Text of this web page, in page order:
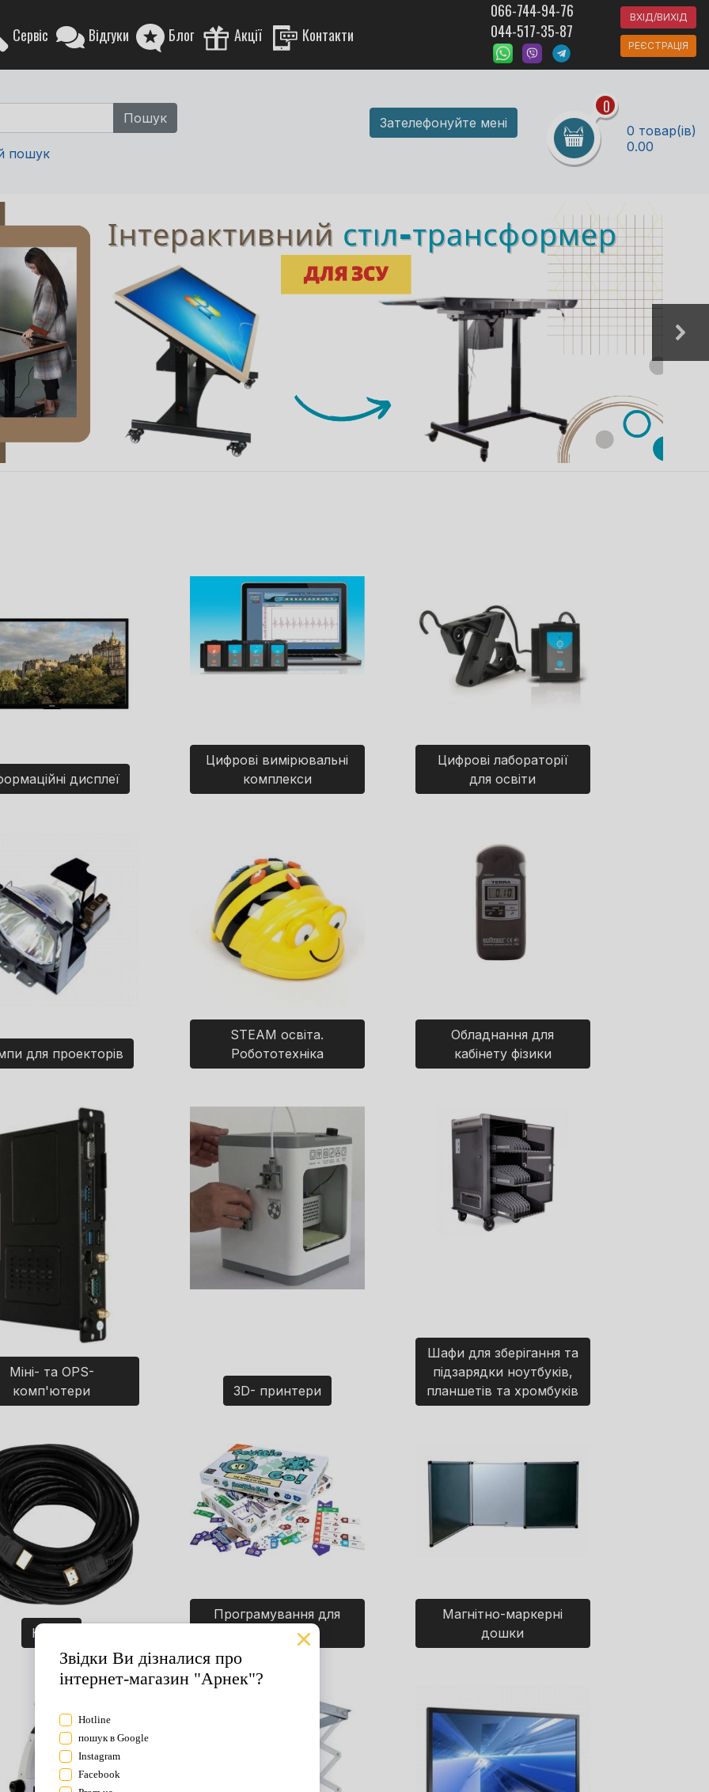
Сервіс Відгуки Блог Акції Контакти
066-744-94-76
044-517-35-87
ВХІД/ВИХІД
РЕЄСТРАЦІЯ
пошук
Зателефонуйте мені
0
0 товар(ів)
0.00
дисплеї
Цифрові вимірювальні
комплекси
Цифрові лабораторії
для освіти
для проекторів
STEAM освіта.
Робототехніка
Обладнання для
кабінету фізики
Міні- та OPS-
комп'ютери
3D- принтери
Шафи для зберігання та
підзарядки ноутбуків,
планшетів та хромбуків
Кабелі
Програмування для
дітей. Ігри.
Магнітно-маркерні
дошки